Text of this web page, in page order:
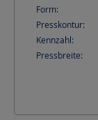
Form:
Presskontur:
Kennzahl:
Pressbreite: